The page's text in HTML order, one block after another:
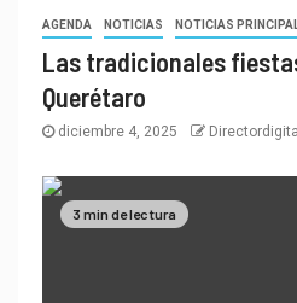
AGENDA NOTICIAS NOTICIAS
Las tradicionales
Querétaro
diciembre 4, 2025 Directordigital
3 min de lectura